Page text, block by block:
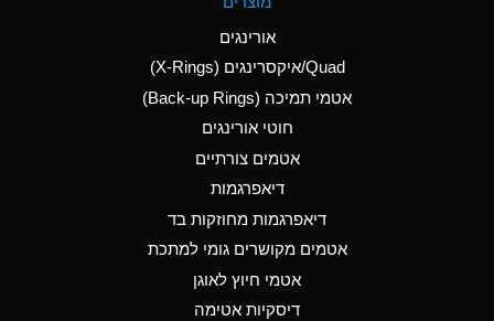
Aluminum Nitrate
(Aqueous)
Aluminum Phosphate
Ammonia Anhydrous
D
Ammonia Gas (cold)
D
אורינגים
Quad/איקסרינגים (X-Rings)
אטמי תמיכה (Back-up Rings)
חוטי אורינגים
אטמים צורתיים
דיאפרגמות
דיאפרגמות מחוזקות בד
אטמים מקושרים גומי למתכת
אטמי חיוץ לאוגן
דיסקיות אטימה